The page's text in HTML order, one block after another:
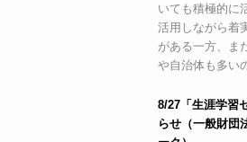
いても積極的に
活用しながら着
がある一方、ま
や自治体も多い
8/27「生涯学習
らせ（一般財団